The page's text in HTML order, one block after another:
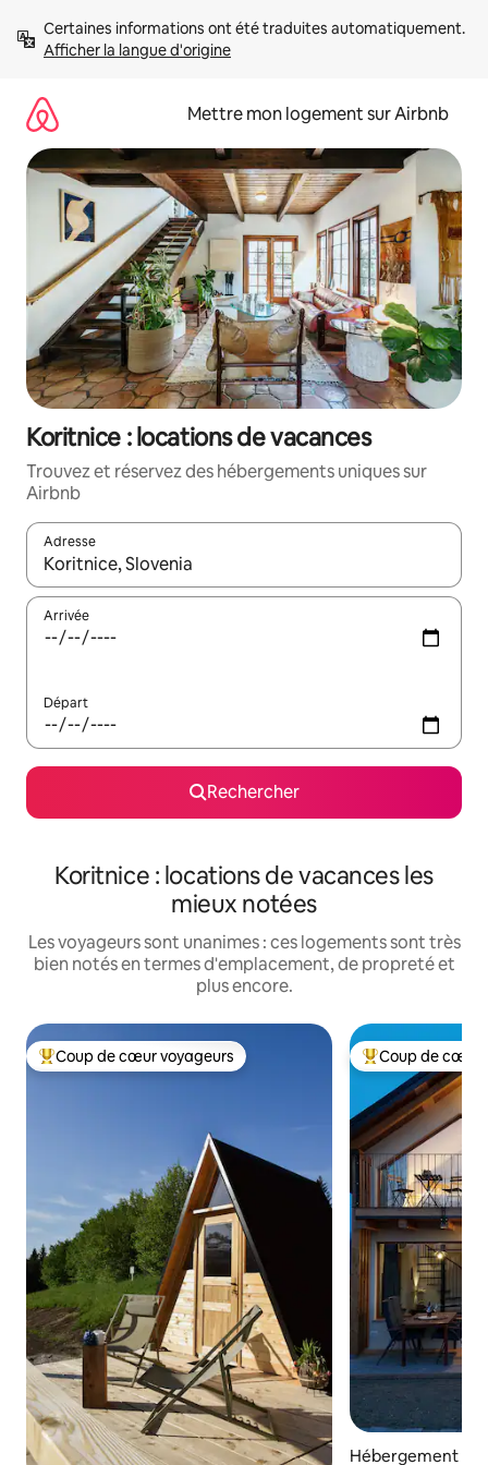
directement
Afficher la langue d'origine
Mettre mon logement sur Airbnb
Koritnice : locations de vacances
Trouvez et réservez des hébergements uniques sur
Airbnb
Adresse
Lorsque les résultats s'affichent, utilisez les flèches vers le
Arrivée
Départ
Rechercher
Koritnice : locations de vacances les
mieux notées
Les voyageurs sont unanimes : ces logements sont très
bien notés en termes d'emplacement, de propreté et
plus encore.
Coups de cœur voyageurs les plus appréciés
Coup de cœur voyageurs Coups de cœur
Coup de cœur
Hébergement ⋅